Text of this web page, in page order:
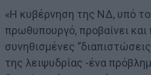
«Η κυβέρνηση της ΝΔ, υπό
πρωθυπουργό, προβαίνει και
συνηθισμένες
της λειψυδρίας -ένα